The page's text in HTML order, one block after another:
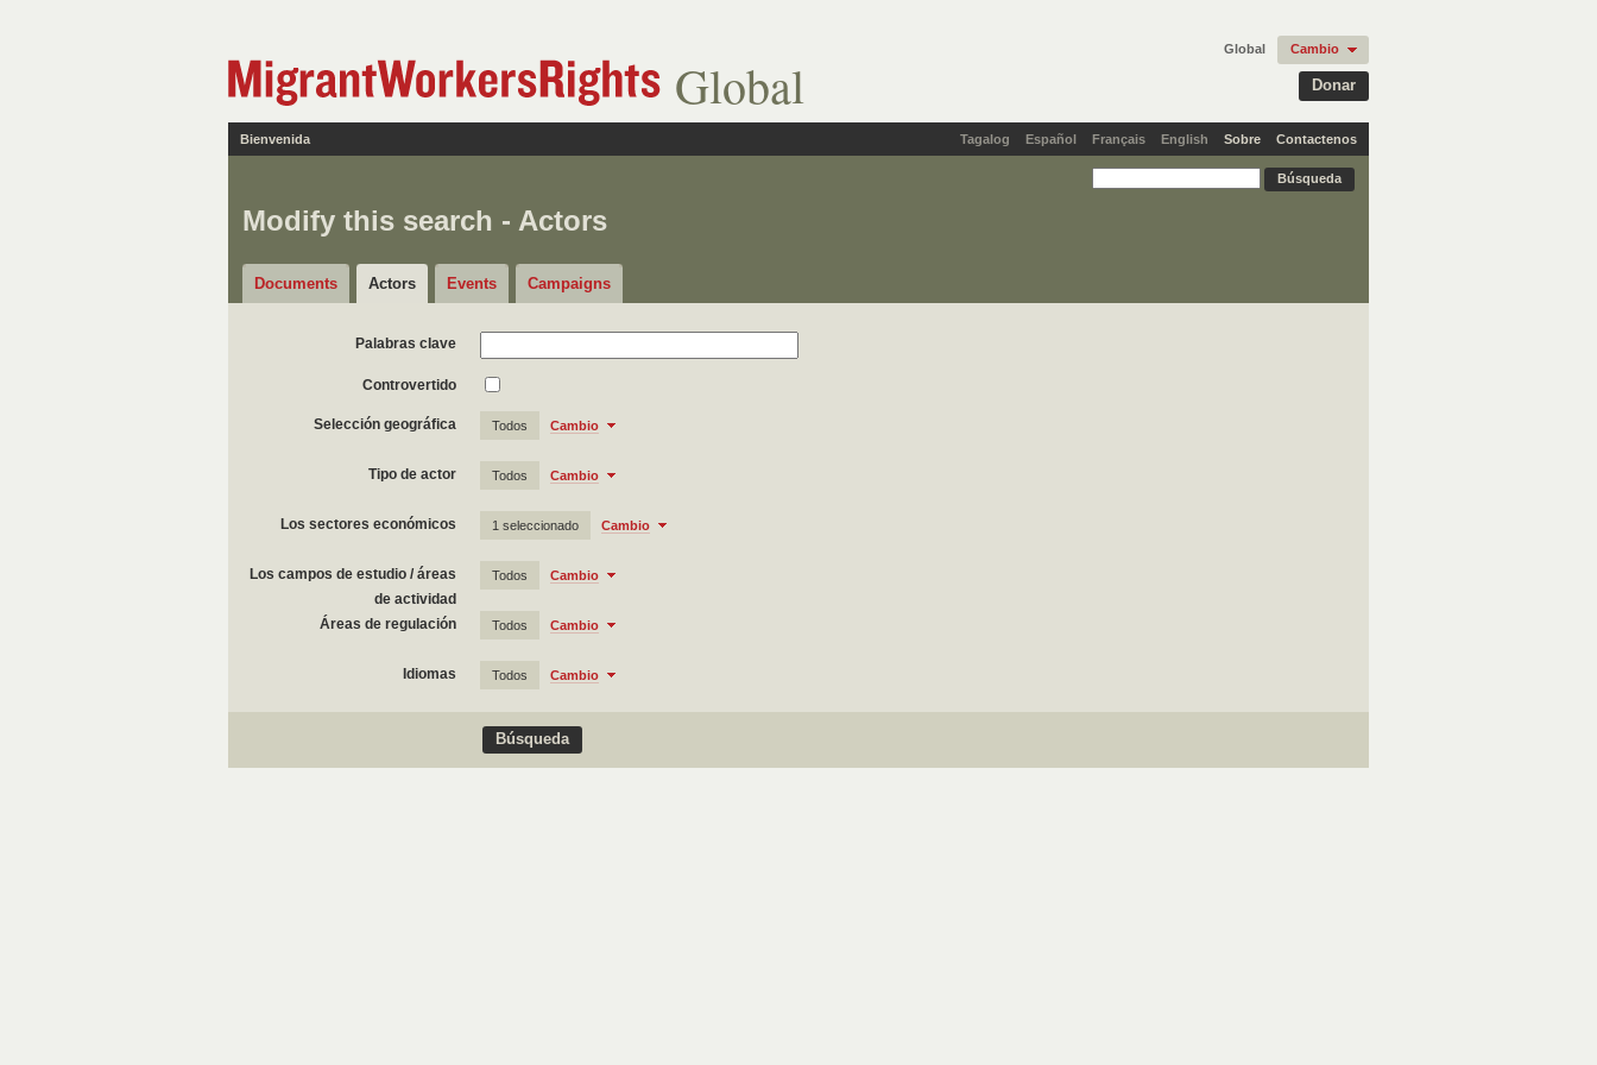
Global Donar
Global Cambio
Tagalog Español Français English
Bienvenida Sobre Contactenos
Modify this search - Actors
Documents Actors Events Campaigns
Palabras clave
Controvertido
Selección geográfica Todos Cambio
Tipo de actor Todos Cambio
Los sectores económicos 1 seleccionado Cambio
Los campos de estudio / áreas
de actividad
Todos Cambio
Áreas de regulación Todos Cambio
Idiomas Todos Cambio